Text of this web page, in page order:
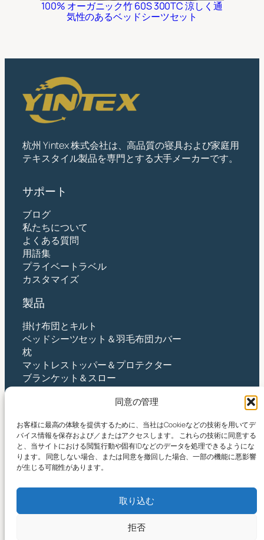
同意の管理
お客様に最高の体験を提供するために、当社はCookieなどの技術を用いてデ
バイス情報を保存および／またはアクセスします。 これらの技術に同意する
と、当サイトにおける閲覧行動や固有IDなどのデータを処理できるようにな
ります。 同意しない場合、または同意を撤回した場合、一部の機能に悪影響
が生じる可能性があります。
取り込む
拒否
100% オーガニック竹 60S 300TC 涼しく通
気性のあるベッドシーツセット
杭州 Yintex 株式会社は、高品質の寝具および家庭用
テキスタイル製品を専門とする大手メーカーです。
サポート
ブログ
私たちについて
よくある質問
用語集
プライベートラベル
カスタマイズ
製品
掛け布団とキルト
ベッドシーツセット＆羽毛布団カバー
枕
マットレストッパー＆プロテクター
ブランケット＆スロー
ベビー＆キッズ
杭州Yintex株式会社
住所：中国浙江省杭州市蕭山区新街街唐芝沙路490
号
電話: 86 137 77375088
フェイスブックX インスタグラムLinkedIn ユーチューブ